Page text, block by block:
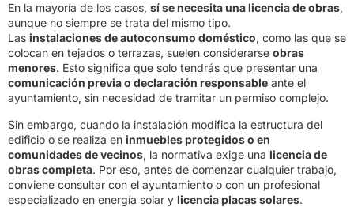
En la mayoría de los casos, sí se necesita una licencia de obras,
aunque no siempre se trata del mismo tipo.
Las instalaciones de autoconsumo doméstico, como las que se
colocan en tejados o terrazas, suelen considerarse obras
menores. Esto significa que solo tendrás que presentar una
comunicación previa o declaración responsable ante el
ayuntamiento, sin necesidad de tramitar un permiso complejo.
Sin embargo, cuando la instalación modifica la estructura del
edificio o se realiza en inmuebles protegidos o en
comunidades de vecinos, la normativa exige una licencia de
obras completa. Por eso, antes de comenzar cualquier trabajo,
conviene consultar con el ayuntamiento o con un profesional
especializado en energía solar y licencia placas solares.